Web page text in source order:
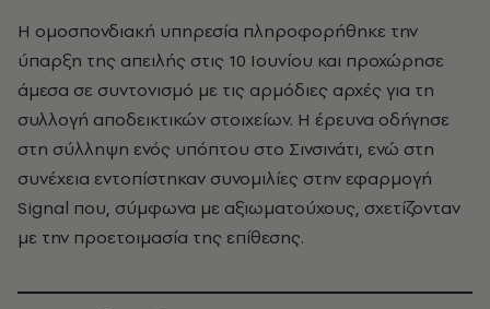
Η ομοσπονδιακή υπηρεσία πληροφορήθηκε την
ύπαρξη της απειλής στις 10 Ιουνίου και προχώρησε
άμεσα σε συντονισμό με τις αρμόδιες αρχές για τη
συλλογή αποδεικτικών στοιχείων. Η έρευνα οδήγησε
στη σύλληψη ενός υπόπτου στο Σινσινάτι, ενώ στη
συνέχεια εντοπίστηκαν συνομιλίες στην εφαρμογή
Signal που, σύμφωνα με αξιωματούχους, σχετίζονταν
με την προετοιμασία της επίθεσης.